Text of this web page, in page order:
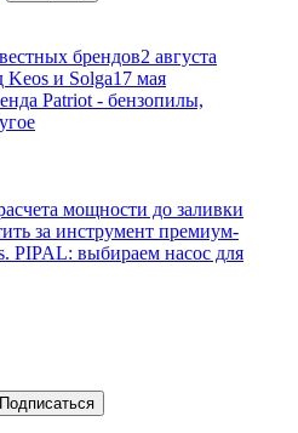
брендов2 августа
и Solga17 мая
Patriot - бензопилы,
мощности до заливки
за инструмент премиум-
PIPAL: выбираем насос для
Подписаться